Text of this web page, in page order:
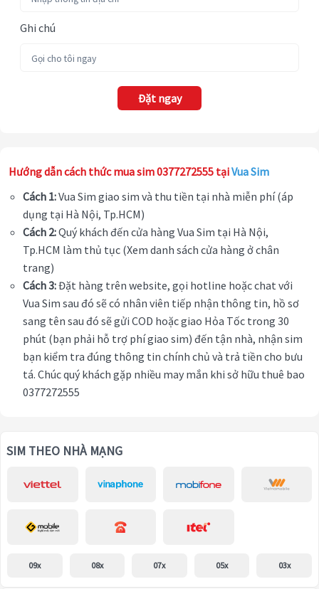
Ghi chú
Đặt ngay
Hướng dẫn cách thức mua sim 0377272555 tạiVua Sim
Cách 1:Vua Sim giao sim và thu tiền tại nhà miễn phí (áp
dụng tại Hà Nội, Tp.HCM)
Cách 2:Quý khách đến cửa hàng Vua Sim tại Hà Nội,
Tp.HCM làm thủ tục (Xem danh sách cửa hàng ở chân
trang)
Cách 3:Đặt hàng trên website, gọi hotline hoặc chat với
Vua Sim sau đó sẽ có nhân viên tiếp nhận thông tin, hồ sơ
sang tên sau đó sẽ gửi COD hoặc giao Hỏa Tốc trong 30
phút (bạn phải hỗ trợ phí giao sim) đến tận nhà, nhận sim
bạn kiểm tra đúng thông tin chính chủ và trả tiền cho bưu
tá. Chúc quý khách gặp nhiều may mắn khi sở hữu thuê bao
0377272555
SIM THEO NHÀ MẠNG
09x 08x 07x 05x 03x